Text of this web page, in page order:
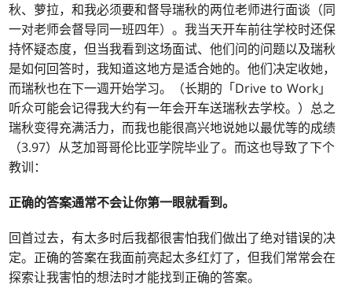
秋、萝拉，和我必须要和督导瑞秋的两位老师进行面谈（同
一对老师会督导同一班四年）。我当天开车前往学校时还保
持怀疑态度，但当我看到这场面试、他们问的问题以及瑞秋
是如何回答时，我知道这地方是适合她的。他们决定收她，
而瑞秋也在下一週开始学习。（长期的「Drive to Work」
听众可能会记得我大约有一年会开车送瑞秋去学校。）总之
瑞秋变得充满活力，而我也能很高兴地说她以最优等的成绩
（3.97）从芝加哥哥伦比亚学院毕业了。而这也导致了下个
教训：
正确的答案通常不会让你第一眼就看到。
回首过去，有太多时后我都很害怕我们做出了绝对错误的决
定。正确的答案在我面前亮起太多红灯了，但我们常常会在
探索让我害怕的想法时才能找到正确的答案。